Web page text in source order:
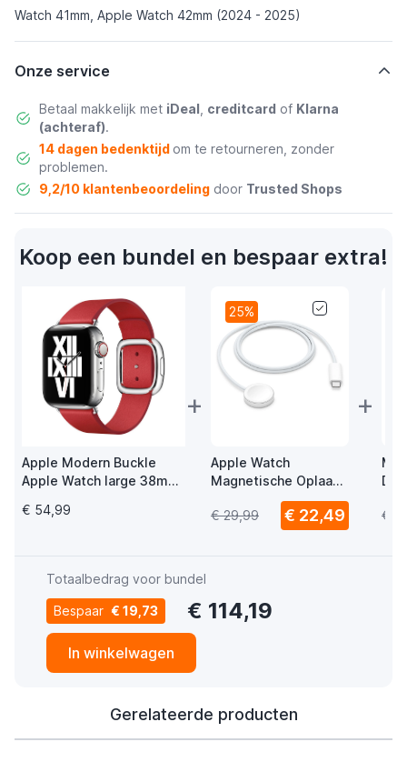
Watch 41mm, Apple Watch 42mm (2024 - 2025)
Onze service
Betaal makkelijk met iDeal creditcard of Klarna
(achteraf).
14 dagen bedenktijd om te retourneren, zonder
problemen.
9,2/10 klantenbeoordelingdoor Trusted Shops
Koop een bundel en bespaar extra!
Apple Modern Buckle
Apple Watch large 38mm
Scarlet
€ 54,99
+
25%
Apple Watch
Magnetische Oplaad
USB-C Kabel 1m
€ 29,99
€ 22,49
+
€
Totaalbedrag voor bundel
Bespaar € 19,73 € 114,19
In winkelwagen
Gerelateerde producten